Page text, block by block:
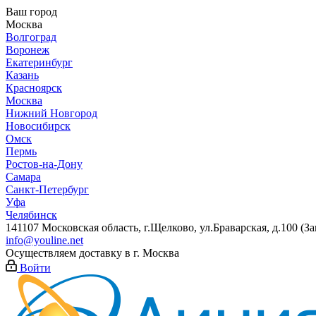
Ваш город
Москва
Волгоград
Воронеж
Екатеринбург
Казань
Красноярск
Москва
Нижний Новгород
Новосибирск
Омск
Пермь
Ростов-на-Дону
Самара
Санкт-Петербург
Уфа
Челябинск
141107 Московская область, г.Щелково, ул.Браварская, д.100
info@youline.net
Осуществляем доставку в г. Москва
Войти